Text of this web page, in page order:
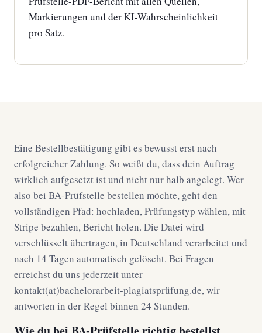
Markierungen und der KI-Wahrscheinlichkeit
pro Satz.
Eine Bestellbestätigung gibt es bewusst erst nach
erfolgreicher Zahlung. So weißt du, dass dein Auftrag
wirklich aufgesetzt ist und nicht nur halb angelegt. Wer
also bei BA-Prüfstelle bestellen möchte, geht den
vollständigen Pfad: hochladen, Prüfungstyp wählen, mit
Stripe bezahlen, Bericht holen. Die Datei wird
verschlüsselt übertragen, in Deutschland verarbeitet und
nach 14 Tagen automatisch gelöscht. Bei Fragen
erreichst du uns jederzeit unter
kontakt(at)bachelorarbeit-plagiatsprüfung.de, wir
antworten in der Regel binnen 24 Stunden.